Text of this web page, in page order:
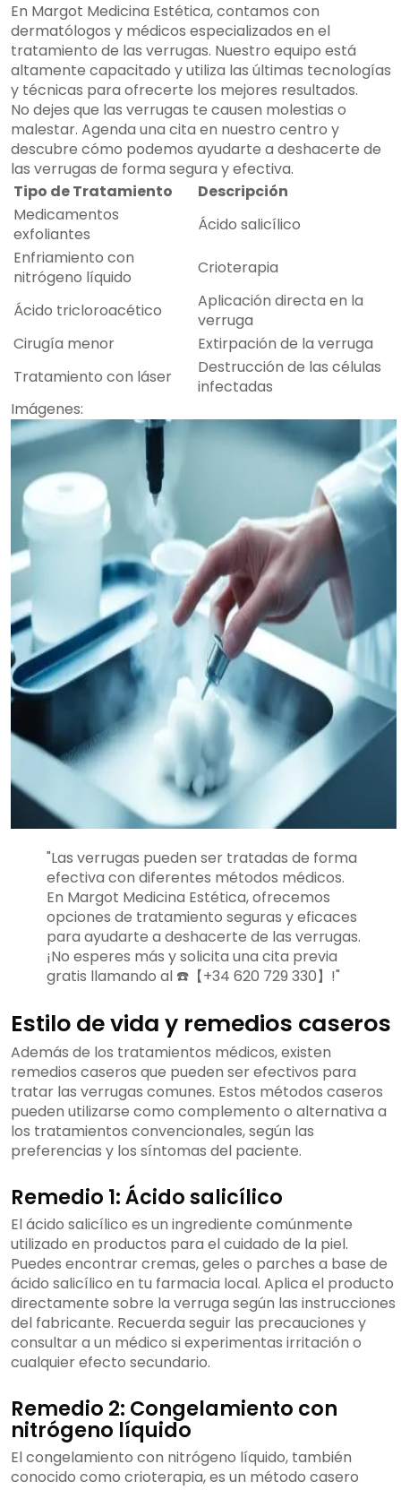
En Margot Medicina Estética, contamos con
dermatólogos y médicos especializados en el
tratamiento de las verrugas. Nuestro equipo está
altamente capacitado y utiliza las últimas tecnologías
y técnicas para ofrecerte los mejores resultados.
No dejes que las verrugas te causen molestias o
malestar. Agenda una cita en nuestro centro y
descubre cómo podemos ayudarte a deshacerte de
las verrugas de forma segura y efectiva.
Tipo de Tratamiento
Descripción
Medicamentos
exfoliantes
Ácido salicílico
Enfriamiento con
nitrógeno líquido
Crioterapia
Ácido tricloroacético
Aplicación directa en la
verruga
Cirugía menor
Extirpación de la verruga
Tratamiento con láser
Destrucción de las células
infectadas
Imágenes:
"Las verrugas pueden ser tratadas de forma
efectiva con diferentes métodos médicos.
En Margot Medicina Estética, ofrecemos
opciones de tratamiento seguras y eficaces
para ayudarte a deshacerte de las verrugas.
¡No esperes más y solicita una cita previa
gratis llamando al ☎️【+34 620 729 330】!"
Estilo de vida y remedios caseros
Además de los tratamientos médicos, existen
remedios caseros que pueden ser efectivos para
tratar las verrugas comunes. Estos métodos caseros
pueden utilizarse como complemento o alternativa a
los tratamientos convencionales, según las
preferencias y los síntomas del paciente.
Remedio 1: Ácido salicílico
El ácido salicílico es un ingrediente comúnmente
utilizado en productos para el cuidado de la piel.
Puedes encontrar cremas, geles o parches a base de
ácido salicílico en tu farmacia local. Aplica el producto
directamente sobre la verruga según las instrucciones
del fabricante. Recuerda seguir las precauciones y
consultar a un médico si experimentas irritación o
cualquier efecto secundario.
Remedio 2: Congelamiento con
nitrógeno líquido
El congelamiento con nitrógeno líquido, también
conocido como crioterapia, es un método casero